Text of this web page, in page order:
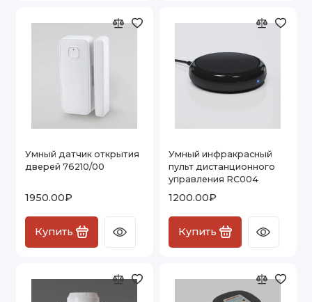
Умный датчик открытия
дверей 76210/00
1950.00₽
Купить
Умный инфракрасный
пульт дистанционного
управления RC004
1200.00₽
Купить